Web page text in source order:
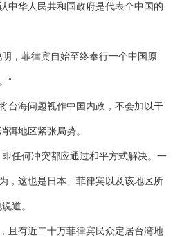
中华人民共和国政府是代表全中国的
，菲律宾自始至终奉行一个中国原
”
台海问题视作中国内政，不会加以干
弭地区紧张局势。
任何冲突都应通过和平方式解决。一
，这也是日本、菲律宾以及该地区所
道。
且有近二十万菲律宾民众定居台湾地